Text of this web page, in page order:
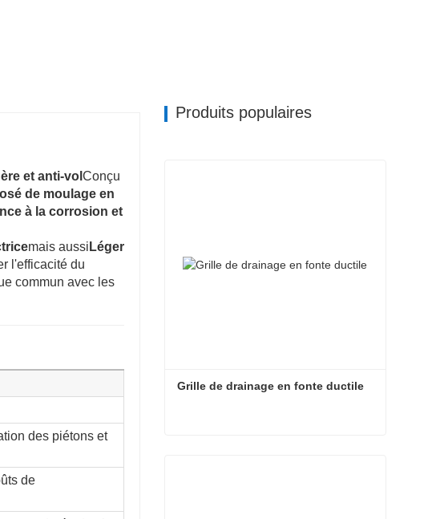
et anti-vol Conçu
de moulage en
à la corrosion et
mais aussi Léger
l'efficacité du
commun avec les
des piétons et
de
Produits populaires
Grille de drainage en fonte ductile